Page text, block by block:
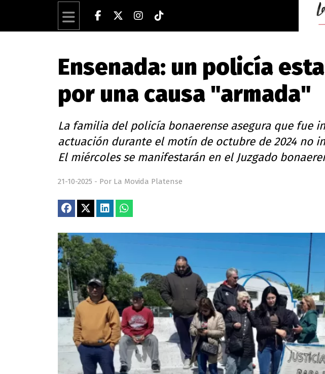
Ensenada: un policía
por una causa "armada"
La familia del policía bonaerense asegura que fue
actuación durante el motín de octubre de 2024 no
El miércoles se manifestarán en el Juzgado
21-10-2025 - Por La Movida Platense